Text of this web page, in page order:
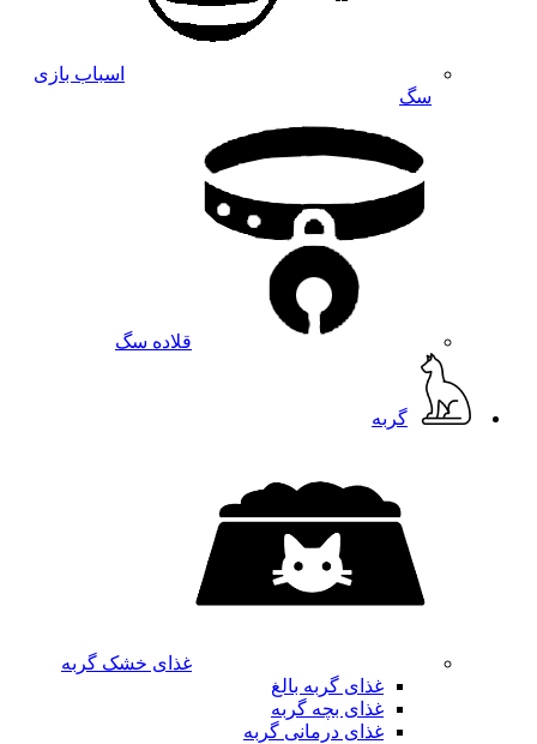
اسباب بازی
سگ
قلاده سگ
گربه
غذای خشک گربه
غذای گربه بالغ
غذای بچه گربه
غذای درمانی گربه